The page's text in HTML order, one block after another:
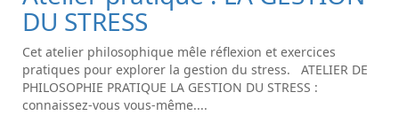
DU STRESS
Cet atelier philosophique mêle réflexion et exercices
pratiques pour explorer la gestion du stress. ATELIER DE
PHILOSOPHIE PRATIQUE LA GESTION DU STRESS :
connaissez-vous vous-même....